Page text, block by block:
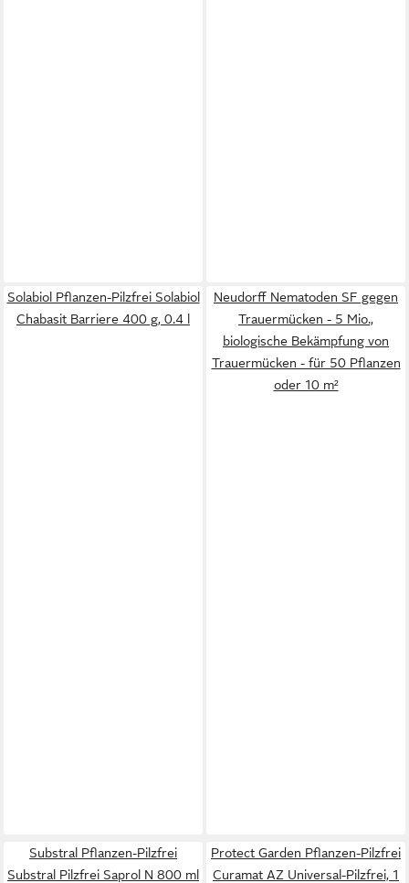
Solabiol Pflanzen-Pilzfrei Solabiol
Chabasit Barriere 400 g, 0.4 l
Neudorff Nematoden SF gegen
Trauermücken - 5 Mio.,
biologische Bekämpfung von
Trauermücken - für 50 Pflanzen
oder 10 m²
Substral Pflanzen-Pilzfrei
Substral Pilzfrei Saprol N 800 ml
Protect Garden Pflanzen-Pilzfrei
Curamat AZ Universal-Pilzfrei, 1